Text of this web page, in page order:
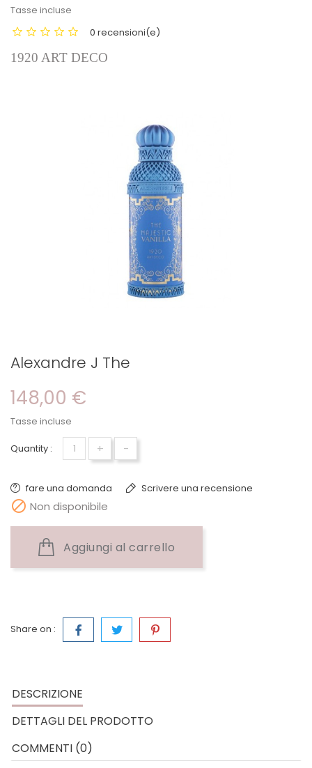
Tasse incluse
0 recensioni(e)
1920 ART DECO
Alexandre J The
148,00 €
Tasse incluse
Quantity : + -
fare una domanda Scrivere una recensione
 Non disponibile
Aggiungi al carrello
Share on :
DESCRIZIONE
DETTAGLI DEL PRODOTTO
COMMENTI (0)